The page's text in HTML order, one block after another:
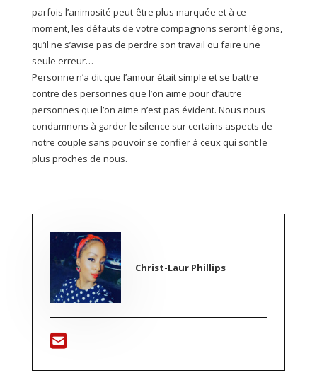
parfois l’animosité peut-être plus marquée et à ce
moment, les défauts de votre compagnons seront légions,
qu’il ne s’avise pas de perdre son travail ou faire une
seule erreur…
Personne n’a dit que l’amour était simple et se battre
contre des personnes que l’on aime pour d’autre
personnes que l’on aime n’est pas évident. Nous nous
condamnons à garder le silence sur certains aspects de
notre couple sans pouvoir se confier à ceux qui sont le
plus proches de nous.
Christ-Laur Phillips